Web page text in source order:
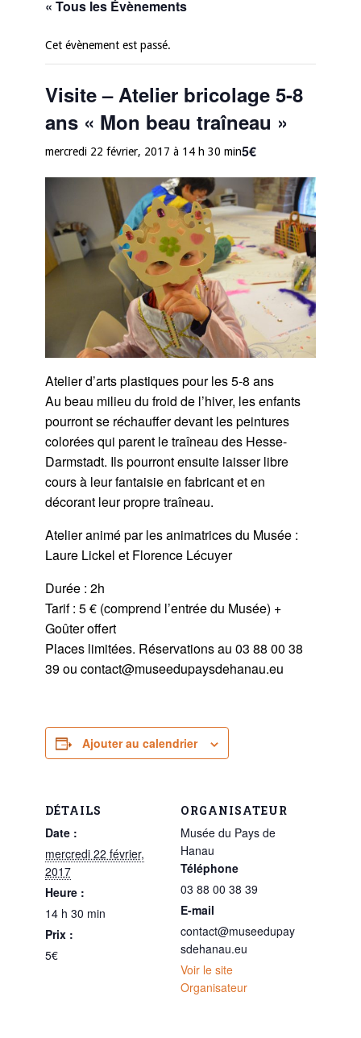
« Tous les Évènements
Cet évènement est passé.
Visite – Atelier bricolage 5-8
ans « Mon beau traîneau »
mercredi 22 février, 2017 à 14 h 30 min5€
Atelier d’arts plastiques pour les 5-8 ans
Au beau milieu du froid de l’hiver, les enfants
pourront se réchauffer devant les peintures
colorées qui parent le traîneau des Hesse-
Darmstadt. Ils pourront ensuite laisser libre
cours à leur fantaisie en fabricant et en
décorant leur propre traîneau.
Atelier animé par les animatrices du Musée :
Laure Lickel et Florence Lécuyer
Durée : 2h
Tarif : 5 € (comprend l’entrée du Musée) +
Goûter offert
Places limitées. Réservations au 03 88 00 38
39 ou contact@museedupaysdehanau.eu
Ajouter au calendrier
DÉTAILS
Date :
mercredi 22 février,
2017
Heure :
14 h 30 min
Prix :
5€
ORGANISATEUR
Musée du Pays de
Hanau
Téléphone
03 88 00 38 39
E-mail
contact@museedupay
sdehanau.eu
Voir le site
Organisateur